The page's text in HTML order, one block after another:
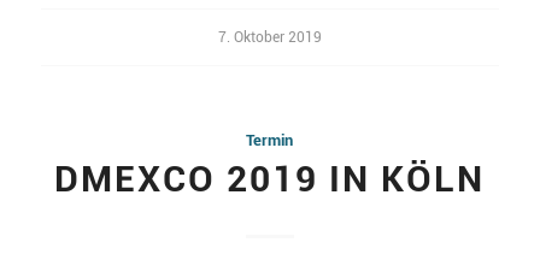
7. Oktober 2019
Termin
DMEXCO 2019 IN KÖLN